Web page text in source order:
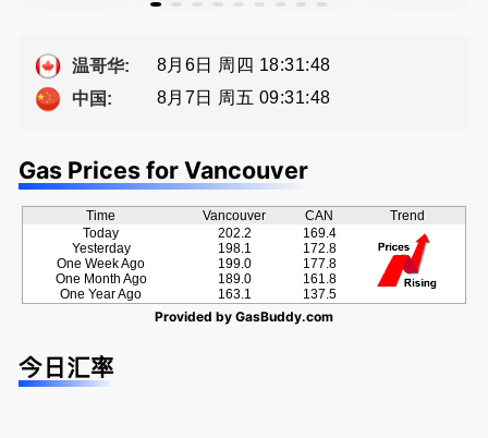
案！
卖，建）-
恳的朋友
Summer Sh
评
温哥华:
8月6日 周四 18:31:49
中国:
8月7日 周五 09:31:49
Gas Prices for Vancouver
Time Vancouver CAN
Trend
Today
Yesterday
One Week Ago
One Month Ago
One Year Ago
202.2
198.1
199.0
189.0
163.1
169.4
172.8
177.8
161.8
137.5
Provided by GasBuddy.com
今日汇率